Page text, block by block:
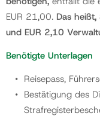
EUR 21,00. Das
und EUR 2,10
Benötigte Unterlagen
Reisepass,
Bestätigung des